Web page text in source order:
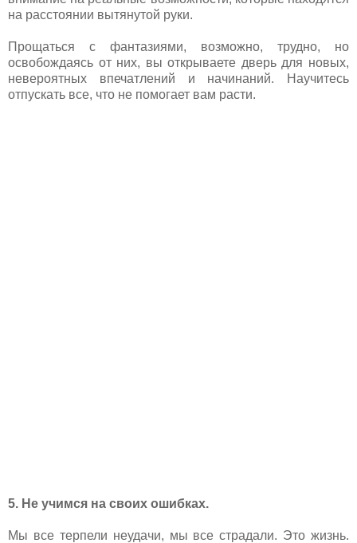
на расстоянии вытянутой руки.
Прощаться с фантазиями, возможно, трудно, но
освобождаясь от них, вы открываете дверь для новых,
невероятных впечатлений и начинаний. Научитесь
отпускать все, что не помогает вам расти.
5. Не учимся на своих ошибках.
Мы все терпели неудачи, мы все страдали. Это жизнь.